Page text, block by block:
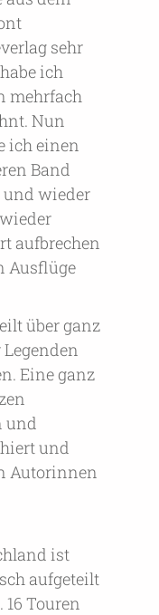
sehr
ich
mehrfach
Nun
ich einen
Band
und wieder
aufbrechen
Ausflüge
über ganz
Eine ganz
und
und
Autorinnen
ist
aufgeteilt
Touren